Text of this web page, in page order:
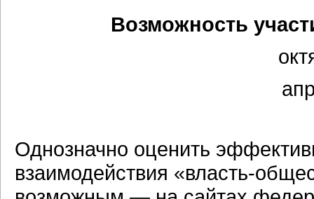
Возможность
Однозначно оценить
взаимодействия «власть-